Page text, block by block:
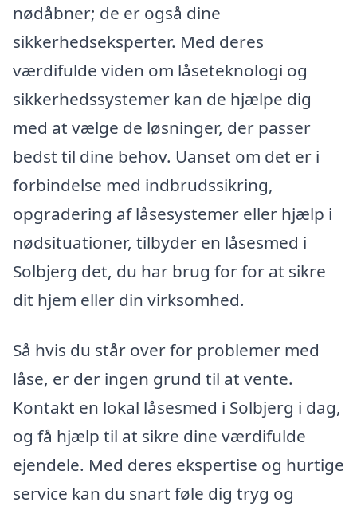
nødåbner; de er også dine
sikkerhedseksperter. Med deres
værdifulde viden om låseteknologi og
sikkerhedssystemer kan de hjælpe dig
med at vælge de løsninger, der passer
bedst til dine behov. Uanset om det er i
forbindelse med indbrudssikring,
opgradering af låsesystemer eller hjælp i
nødsituationer, tilbyder en låsesmed i
Solbjerg det, du har brug for for at sikre
dit hjem eller din virksomhed.
Så hvis du står over for problemer med
låse, er der ingen grund til at vente.
Kontakt en lokal låsesmed i Solbjerg i dag,
og få hjælp til at sikre dine værdifulde
ejendele. Med deres ekspertise og hurtige
service kan du snart føle dig tryg og